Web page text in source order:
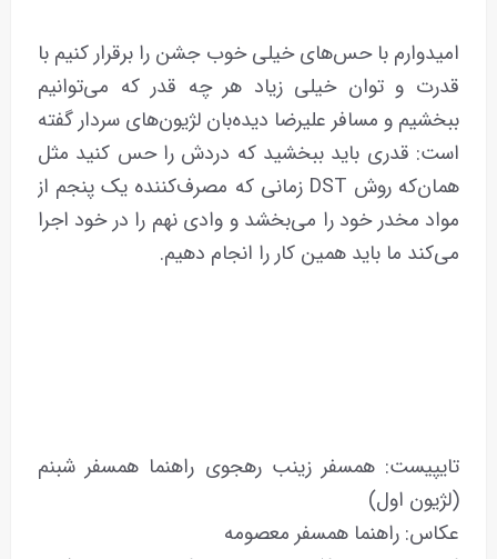
امیدوارم با حس‌های خیلی خوب جشن را برقرار کنیم با
قدرت و توان خیلی زیاد هر چه قدر که می‌توانیم
ببخشیم و مسافر علیرضا دیده‌بان لژیون‌های سردار گفته
است: قدری باید ببخشید که دردش را حس کنید مثل
همان‌که روش DST زمانی که مصرف‌کننده یک‌ پنجم از
مواد مخدر خود را می‌بخشد و وادی نهم را در خود اجرا
می‌کند ما باید همین کار را انجام دهیم.
تایپیست: همسفر زینب رهجوی راهنما همسفر شبنم
(لژیون اول)
عکاس: راهنما همسفر معصومه